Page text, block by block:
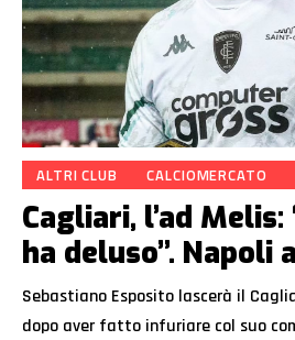
ALTRI CLUB CALCIOMERCATO
Cagliari, l’ad
ha deluso”. Napoli
Sebastiano Esposito lascerà il
dopo aver fatto infuriare col suo